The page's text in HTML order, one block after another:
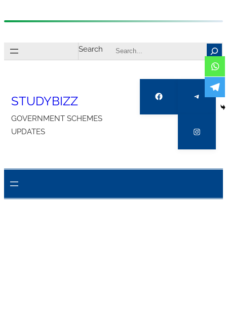
to
Search
STUDYBIZZ
GOVERNMENT SCHEMES
UPDATES
Facebook